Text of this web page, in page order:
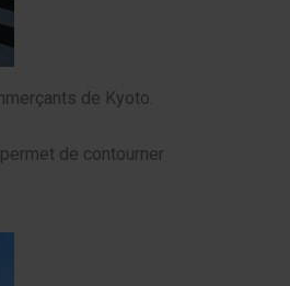
de Kyoto.
de contourner